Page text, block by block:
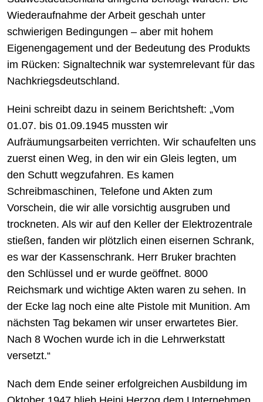
Wiederaufnahme der Arbeit geschah unter
schwierigen Bedingungen – aber mit hohem
Eigenengagement und der Bedeutung des Produkts
im Rücken: Signaltechnik war systemrelevant für das
Nachkriegsdeutschland.
Heini schreibt dazu in seinem Berichtsheft: „Vom
01.07. bis 01.09.1945 mussten wir
Aufräumungsarbeiten verrichten. Wir schaufelten uns
zuerst einen Weg, in den wir ein Gleis legten, um
den Schutt wegzufahren. Es kamen
Schreibmaschinen, Telefone und Akten zum
Vorschein, die wir alle vorsichtig ausgruben und
trockneten. Als wir auf den Keller der Elektrozentrale
stießen, fanden wir plötzlich einen eisernen Schrank,
es war der Kassenschrank. Herr Bruker brachten
den Schlüssel und er wurde geöffnet. 8000
Reichsmark und wichtige Akten waren zu sehen. In
der Ecke lag noch eine alte Pistole mit Munition. Am
nächsten Tag bekamen wir unser erwartetes Bier.
Nach 8 Wochen wurde ich in die Lehrwerkstatt
versetzt.“
Nach dem Ende seiner erfolgreichen Ausbildung im